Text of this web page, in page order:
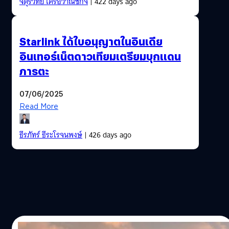
Starlink ได้ใบอนุญาตในอินเดีย
อินเทอร์เน็ตดาวเทียมเตรียมบุกแดน
ภารตะ
07/06/2025
Read More
ธีรภัทร์ ธีระโรจนพงษ์| 426 days ago
25/08/2024